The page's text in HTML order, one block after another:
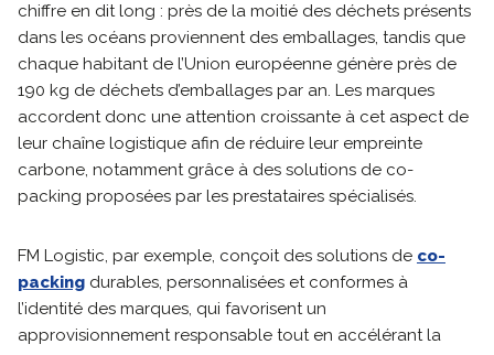
chiffre en dit long : près de la moitié des déchets présents
dans les océans proviennent des emballages, tandis que
chaque habitant de l’Union européenne génère près de
190 kg de déchets d’emballages par an. Les marques
accordent donc une attention croissante à cet aspect de
leur chaîne logistique afin de réduire leur empreinte
carbone, notamment grâce à des solutions de co-
packing proposées par les prestataires spécialisés.
FM Logistic, par exemple, conçoit des solutions de co-
packing durables, personnalisées et conformes à
l’identité des marques, qui favorisent un
approvisionnement responsable tout en accélérant la